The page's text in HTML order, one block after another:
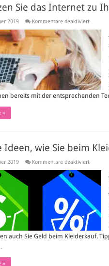
Sie das Internet zu
2019 Kommentare deaktiviertfür
nutzen
Sie
das
Internet
Ihrem
Vorteil
bereits mit der entsprechenden
»
Ideen, wie Sie beim
2019 Kommentare deaktiviertfür
Ideen,
beim
Geld
sparen
auch Sie Geld beim
»